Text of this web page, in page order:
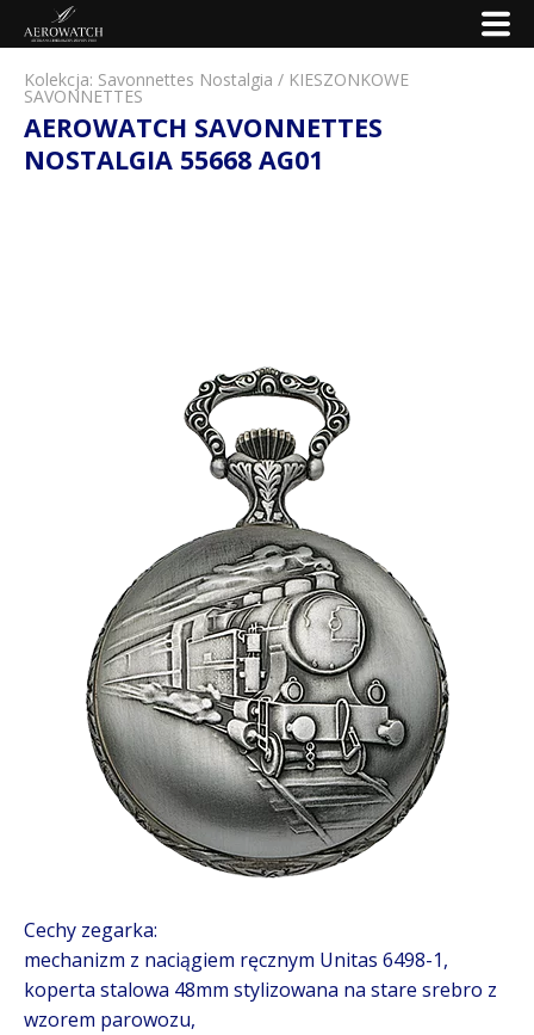
Kolekcja: Savonnettes Nostalgia / KIESZONKOWE
SAVONNETTES
AEROWATCH SAVONNETTES
NOSTALGIA 55668 AG01
Cechy zegarka:
mechanizm z naciągiem ręcznym Unitas 6498-1,
koperta stalowa 48mm stylizowana na stare srebro z
wzorem parowozu,